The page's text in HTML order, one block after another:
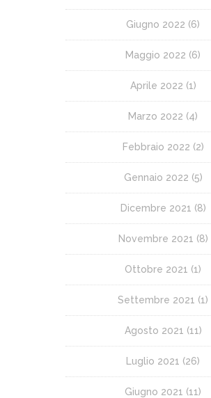
Giugno 2022 (6)
Maggio 2022 (6)
Aprile 2022 (1)
Marzo 2022 (4)
Febbraio 2022 (2)
Gennaio 2022 (5)
Dicembre 2021 (8)
Novembre 2021 (8)
Ottobre 2021 (1)
Settembre 2021 (1)
Agosto 2021 (11)
Luglio 2021 (26)
Giugno 2021 (11)